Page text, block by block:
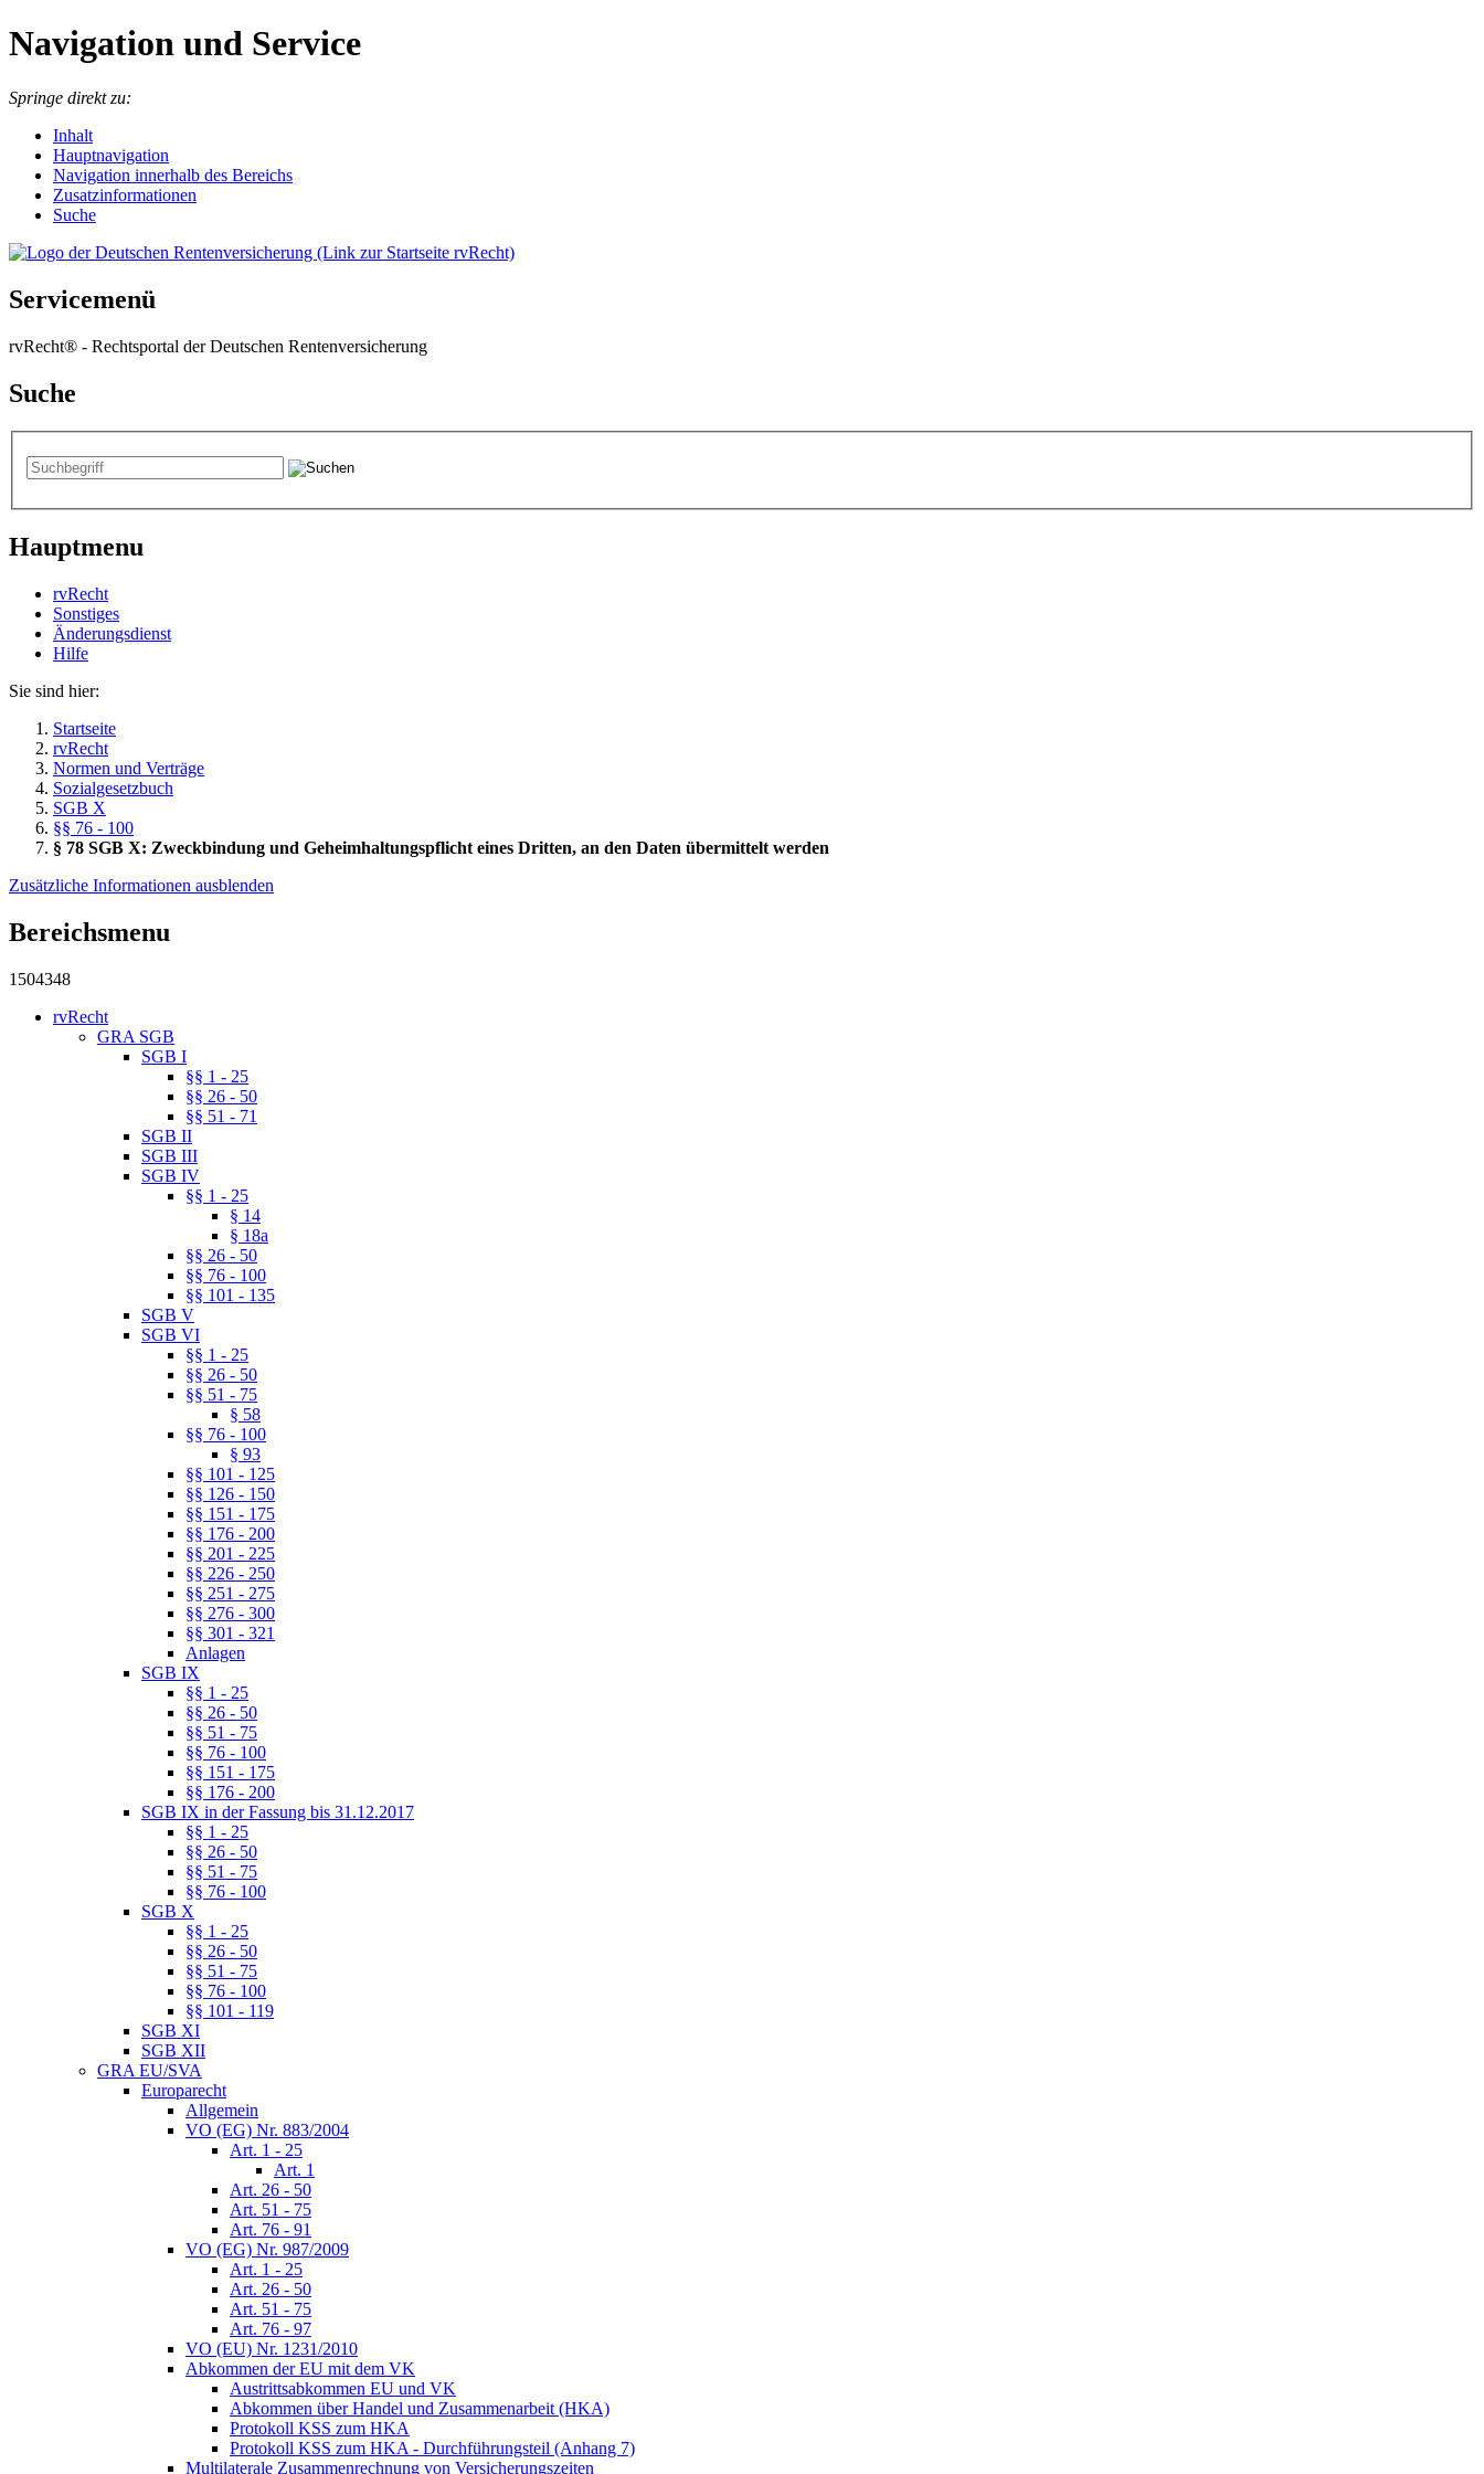
Navigation und Service
Springe direkt zu:
Inhalt
Hauptnavigation
Navigation innerhalb des Bereichs
Zusatzinformationen
Suche
Servicemenü
rvRecht® - Rechtsportal der Deutschen Rentenversicherung
Suche
Hauptmenu
rvRecht
Sonstiges
Änderungsdienst
Hil­fe
Sie sind hier:
Startseite
rvRecht
Normen und Verträge
Sozialgesetzbuch
SGB X
§§ 76 - 100
§ 78 SGB X: Zweckbindung und Geheimhaltungspflicht eines Dritten, an den Daten übermittelt werden
Zusätzliche Informationen ausblenden
Bereichsmenu
1504348
rvRecht
GRA SGB
SGB I
§§ 1 - 25
§§ 26 - 50
§§ 51 - 71
SGB II
SGB III
SGB IV
§§ 1 - 25
§ 14
§ 18a
§§ 26 - 50
§§ 76 - 100
§§ 101 - 135
SGB V
SGB VI
§§ 1 - 25
§§ 26 - 50
§§ 51 - 75
§ 58
§§ 76 - 100
§ 93
§§ 101 - 125
§§ 126 - 150
§§ 151 - 175
§§ 176 - 200
§§ 201 - 225
§§ 226 - 250
§§ 251 - 275
§§ 276 - 300
§§ 301 - 321
Anlagen
SGB IX
§§ 1 - 25
§§ 26 - 50
§§ 51 - 75
§§ 76 - 100
§§ 151 - 175
§§ 176 - 200
SGB IX in der Fassung bis 31.12.2017
§§ 1 - 25
§§ 26 - 50
§§ 51 - 75
§§ 76 - 100
SGB X
§§ 1 - 25
§§ 26 - 50
§§ 51 - 75
§§ 76 - 100
§§ 101 - 119
SGB XI
SGB XII
GRA EU/SVA
Europarecht
Allgemein
VO (EG) Nr. 883/2004
Art. 1 - 25
Art. 1
Art. 26 - 50
Art. 51 - 75
Art. 76 - 91
VO (EG) Nr. 987/2009
Art. 1 - 25
Art. 26 - 50
Art. 51 - 75
Art. 76 - 97
VO (EU) Nr. 1231/2010
Abkommen der EU mit dem VK
Austrittsabkommen EU und VK
Abkommen über Handel und Zusammenarbeit (HKA)
Protokoll KSS zum HKA
Protokoll KSS zum HKA - Durchführungsteil (Anhang 7)
Multilaterale Zusammenrechnung von Versicherungszeiten